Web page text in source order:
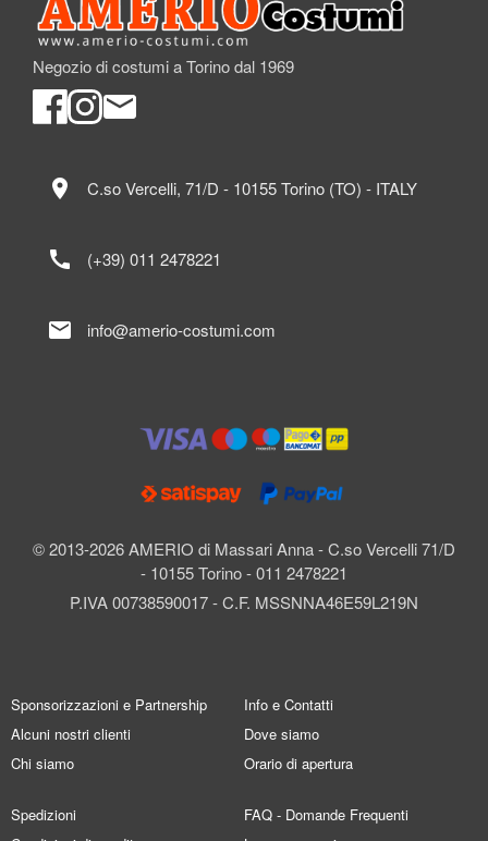
Negozio di costumi a Torino dal 1969
© 2013-2026 AMERIO di Massari Anna - C.so Vercelli 71/D
- 10155 Torino - 011 2478221
P.IVA 00738590017 - C.F. MSSNNA46E59L219N
location_on C.so Vercelli, 71/D - 10155 Torino (TO) - ITALY
call (+39) 011 2478221
mail info@amerio-costumi.com
Sponsorizzazioni e Partnership
Alcuni nostri clienti
Chi siamo
Info e Contatti
Dove siamo
Orario di apertura
Spedizioni
FAQ - Domande Frequenti